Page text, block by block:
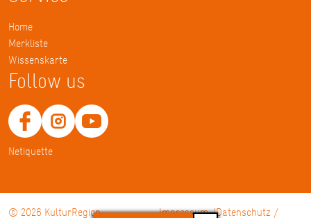
Home
Merkliste
Wissenskarte
Follow us
Netiquette
© 2026 KulturRegion Impressum Datenschutz /